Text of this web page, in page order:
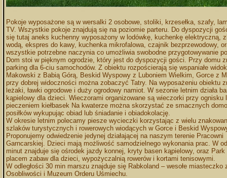
Pokoje wyposażone są w wersalki 2 osobowe, stoliki, krzesełka, szafy,
TV. Wszystkie pokoje znajdują się na poziomie parteru. Do dyspozycji
się tutaj aneks kuchenny wyposażony w lodówkę, kuchenkę elektryczną,
wodą, ekspres do kawy, kuchenka mikrofalowa, czajnik bezprzewodowy,
wszystkie potrzebne naczynia co umożliwia swobodne przygotowywanie
Dom stoi w pięknym ogrodzie, który jest do dyspozycji gości. Przy domu
parking dla 6-ciu samochodów. Z obiektu rozpościerają się wspaniałe
Makowski z Babią Górą, Beskid Wyspowy z Luboniem Wielkim, Gorce z
przy dobrej widoczności można zobaczyć Tatry. Na wyposażeniu obiektu
leżaki, ławki ogrodowe i duży ogrodowy namiot. W sezonie letnim działa
kąpielowy dla dzieci. Wieczorami organizowane są wieczorki przy ognisku
pieczeniem kiełbasek Na kwaterze można skorzystać ze smacznych
posiłków wykupując obiad lub śniadanie i obiadokolację.
W okresie letnim polecamy piesze wycieczki korzystając z wielu
szlaków turystycznych i rowerowych wiodących w Gorce i Beskid
Proponujemy odwiedzenie jedynej działającej na naszym terenie Pracowni
Garncarskiej. Dzieci mają możliwość samodzielnego wykonania prac. W
minut znajduje się ośrodek jazdy konnej, kryty basen kąpielowy, oraz Park
placem zabaw dla dzieci, wypożyczalnią rowerów i kortami tenisowymi.
W odległości 30 min marszu znajduje się Rabkoland – wesołe miasteczko
Osobliwości i Muzeum Orderu Uśmiechu.